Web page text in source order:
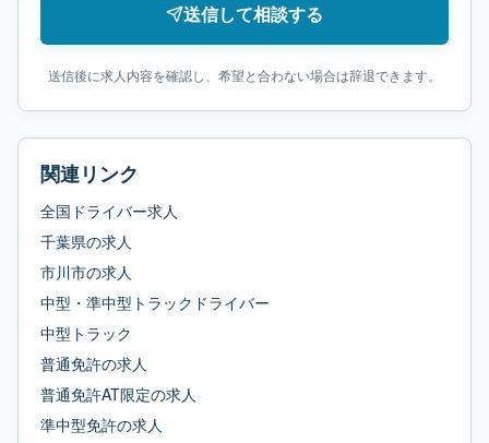
送信して相談する
送信後に求人内容を確認し、希望と合わない場合は辞退できます。
関連リンク
全国ドライバー求人
千葉県の求人
市川市の求人
中型・準中型トラックドライバー
中型トラック
普通免許の求人
普通免許AT限定の求人
準中型免許の求人